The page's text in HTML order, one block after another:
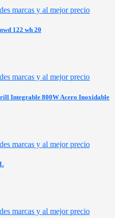
122 wh 20
Integrable 800W Acero Inoxidable